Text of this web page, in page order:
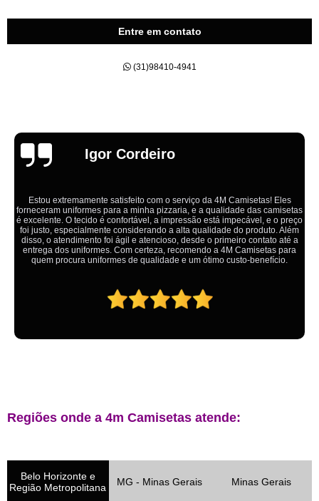
Entre em contato
(31)98410-4941
Emília
Ótimo atendimento,todos muito educados, prestativos e que colocam o
cliente em primeiro lugar. Qualquer lugar tem problemas,isso é fato, mas
aqui na 4M tudo é resolvido com calma e de forma que todos saem
ganhando no final.
Regiões onde a 4m Camisetas atende:
Belo Horizonte e
Região Metropolitana
MG - Minas Gerais Minas Gerais